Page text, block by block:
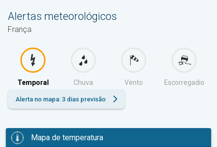
Alertas meteorológicos
França
Temporal Chuva Vento Escorregadio
Alerta no mapa: 3 dias previsão
Mapa de temperatura